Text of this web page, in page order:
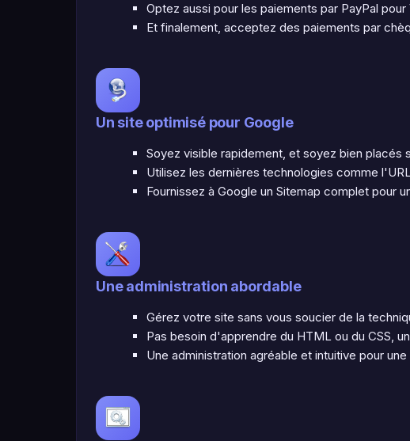
Optez aussi pour les paiements par PayPal
Et finalement, acceptez des paiements par
Un site optimisé pour Google
Soyez visible rapidement, et soyez bien placés
Utilisez les dernières technologies comme
Fournissez à Google un Sitemap complet pour
Une administration abordable
Gérez votre site sans vous soucier de la
Pas besoin d'apprendre du HTML ou du CSS,
Une administration agréable et intuitive pour